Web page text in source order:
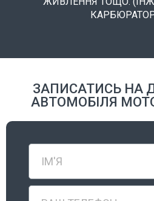
ЗАПИСАТИСЬ НА
АВТОМОБІЛЯ